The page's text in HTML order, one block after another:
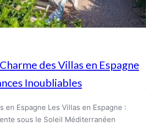
des Villas en Espagne
Inoubliables
en Espagne Les Villas en Espagne :
sous le Soleil Méditerranéen